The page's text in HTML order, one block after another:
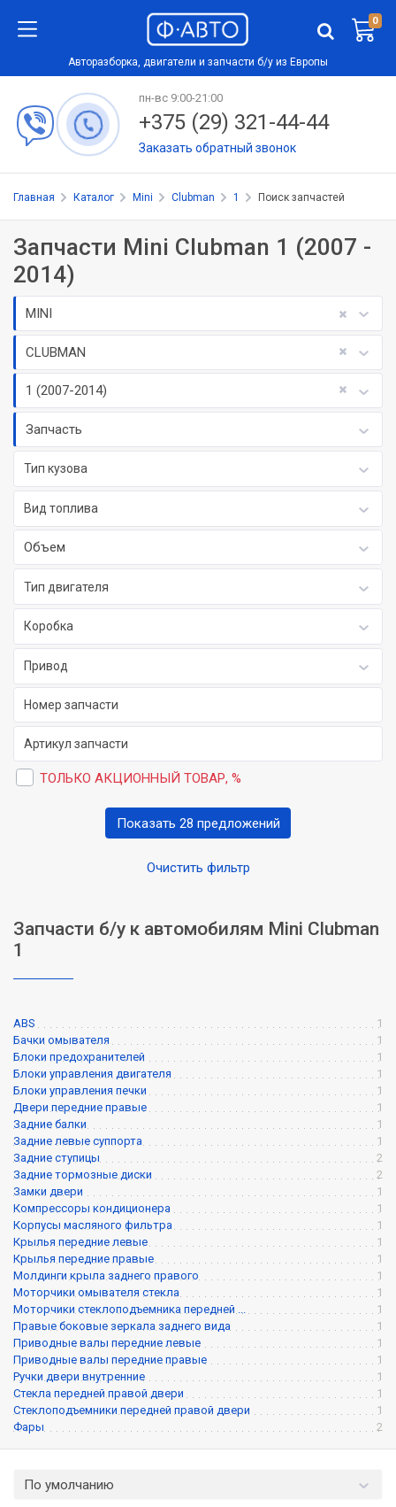
0
Авторазборка, двигатели и запчасти б/у из Европы
пн-вс 9:00-21:00
+375 (29) 321-44-44
Заказать обратный звонок
Главная Каталог Mini Clubman 1 Поиск запчастей
Запчасти Mini Clubman 1 (2007 -
2014)
MINI
CLUBMAN
1 (2007-2014)
Запчасть
Тип кузова
Вид топлива
Объем
Тип двигателя
Коробка
Привод
ТОЛЬКО АКЦИОННЫЙ ТОВАР, %
Очистить фильтр
Показать 28 предложений
Запчасти б/у к автомобилям Mini Clubman
1
ABS
1
Бачки омывателя
1
Блоки предохранителей
1
Блоки управления двигателя
1
Блоки управления печки
1
Двери передние правые
1
Задние балки
1
Задние левые суппорта
1
Задние ступицы
2
Задние тормозные диски
2
Замки двери
1
Компрессоры кондиционера
1
Корпусы масляного фильтра
1
Крылья передние левые
1
Крылья передние правые
1
Молдинги крыла заднего правого
1
Моторчики омывателя стекла
1
Моторчики стеклоподъемника передней ...
1
Правые боковые зеркала заднего вида
1
Приводные валы передние левые
1
Приводные валы передние правые
1
Ручки двери внутренние
1
Стекла передней правой двери
1
Стеклоподъемники передней правой двери
1
Фары
2
По умолчанию